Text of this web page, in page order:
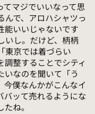
てマジでいいなって思
んで、アロハシャツっ
能いいじゃないです
いし。だけど、柄柄
東京では着づらい
整することでシティ
いなのを聞いて「う
今僕なんかがこんなイ
バッて売れるようにな
ね。